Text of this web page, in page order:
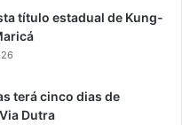
título estadual de Kung-
terá cinco dias de
Dutra